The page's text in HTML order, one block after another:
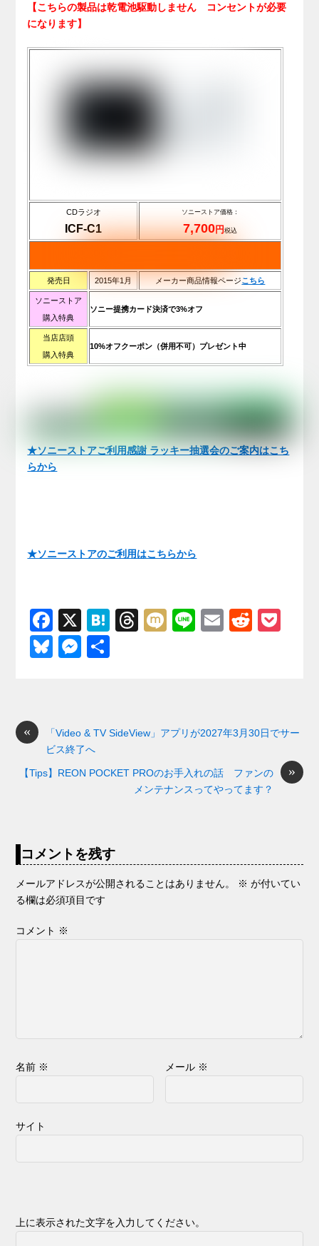
【こちらの製品は乾電池駆動しません コンセントが必要
になります】
CDラジオ
ICF-C1
ソニーストア価格：
7,700円税込
発売日 2015年1月 メーカー商品情報ページこちら
ソニーストア
購入特典
ソニー提携カード決済で3%オフ
当店店頭
購入特典
10%オフクーポン（併用不可）プレゼント中
★ソニーストアご利用感謝 ラッキー抽選会のご案内はこち
らから
★ソニーストアのご利用はこちらから
F
a
c
o
o
k
X
H
T
s
M Li
E
R
Bl
y
M
n
g
er
«
「Video & TV SideView」アプリが2027年3月30日でサー
ビス終了へ
»
【Tips】REON POCKET PROのお手入れの話 ファンの
メンテナンスってやってます？
コメントを残す
メールアドレスが公開されることはありません。 ※ が付いてい
る欄は必須項目です
コメント ※
名前 ※ メール ※
サイト
上に表示された文字を入力してください。